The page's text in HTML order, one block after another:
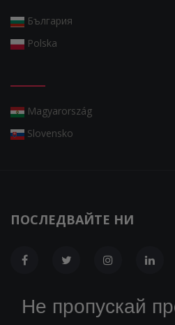
България
Polska
Magyarország
Slovensko
ПОСЛЕДВАЙТЕ НИ
Не пропускай